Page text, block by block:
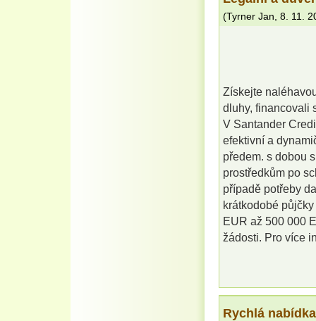
(Tyrner Jan, 8. 11.
Získejte
dluhy, financovali
V Santander
efektivní a
předem. s dobou
prostředkům po
případě potřeby
krátkodobé
EUR až 500 000
žádosti. Pro více
Rychlá